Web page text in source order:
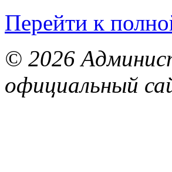
Перейти к
© 2026
официальный